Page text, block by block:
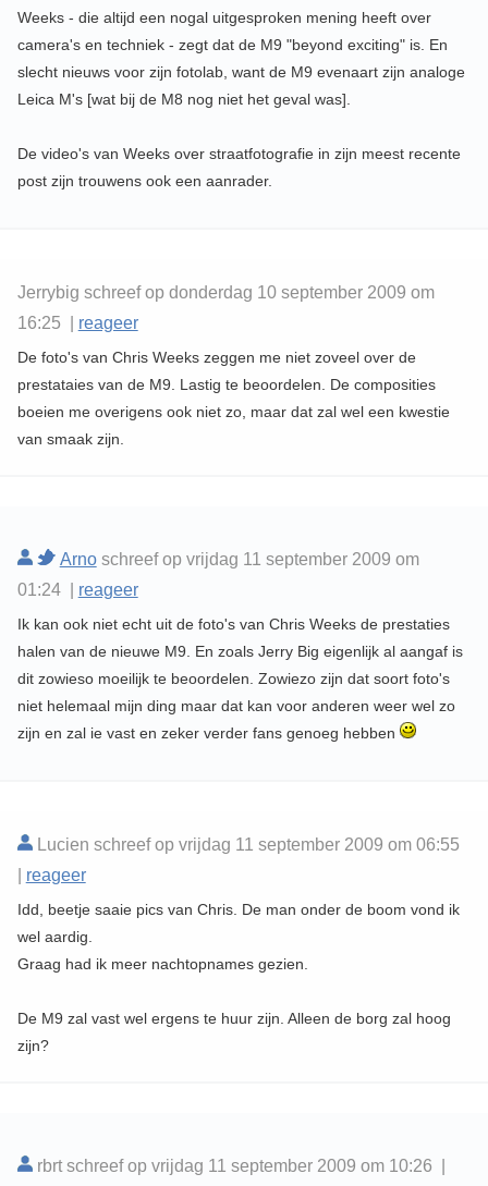
Weeks - die altijd een nogal uitgesproken mening heeft over
camera's en techniek - zegt dat de M9 "beyond exciting" is. En
slecht nieuws voor zijn fotolab, want de M9 evenaart zijn analoge
Leica M's [wat bij de M8 nog niet het geval was].
De video's van Weeks over straatfotografie in zijn meest recente
post zijn trouwens ook een aanrader.
Jerrybig schreef op donderdag 10 september 2009 om
16:25 | reageer
De foto's van Chris Weeks zeggen me niet zoveel over de
prestataies van de M9. Lastig te beoordelen. De composities
boeien me overigens ook niet zo, maar dat zal wel een kwestie
van smaak zijn.
Arnoschreef op vrijdag 11 september 2009 om
01:24 | reageer
Ik kan ook niet echt uit de foto's van Chris Weeks de prestaties
halen van de nieuwe M9. En zoals Jerry Big eigenlijk al aangaf is
dit zowieso moeilijk te beoordelen. Zowiezo zijn dat soort foto's
niet helemaal mijn ding maar dat kan voor anderen weer wel zo
zijn en zal ie vast en zeker verder fans genoeg hebben
Lucien schreef op vrijdag 11 september 2009 om 06:55
reageer
Idd, beetje saaie pics van Chris. De man onder de boom vond ik
wel aardig.
Graag had ik meer nachtopnames gezien.
De M9 zal vast wel ergens te huur zijn. Alleen de borg zal hoog
zijn?
rbrt schreef op vrijdag 11 september 2009 om 10:26 |